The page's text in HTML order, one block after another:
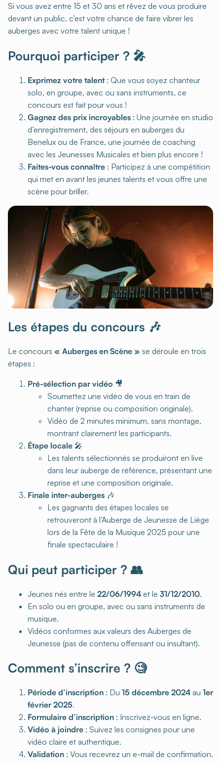
Si vous avez entre 15 et 30 ans et rêvez de vous produire
devant un public, c’est votre chance de faire vibrer les
auberges avec votre talent unique !
Pourquoi participer ? 🎤
Exprimez votre talent: Que vous soyez chanteur
solo, en groupe, avec ou sans instruments, ce
concours est fait pour vous !
Gagnez des prix incroyables : Une journée en studio
d’enregistrement, des séjours en auberges du
Benelux ou de France, une journée de coaching
avec les Jeunesses Musicales et bien plus encore !
Faites-vous connaître : Participez à une compétition
qui met en avant les jeunes talents et vous offre une
scène pour briller.
Les étapes du concours 🎶
Le concours « Auberges en Scène » se déroule en trois
étapes :
Pré-sélection par vidéo 🎥
Soumettez une vidéo de vous en train de
chanter (reprise ou composition originale).
Vidéo de 2 minutes minimum, sans montage,
montrant clairement les participants.
Étape locale 🎤
Les talents sélectionnés se produiront en live
dans leur auberge de référence, présentant une
reprise et une composition originale.
Finale inter-auberges 🎶
Les gagnants des étapes locales se
retrouveront à l’Auberge de Jeunesse de Liège
lors de la Fête de la Musique 2025 pour une
finale spectaculaire !
Qui peut participer ? 👥
Jeunes nés entre le 22/06/1994 et le 31/12/2010.
En solo ou en groupe, avec ou sans instruments de
musique.
Vidéos conformes aux valeurs des Auberges de
Jeunesse (pas de contenu offensant ou insultant).
Comment s’inscrire ? 🧐
Période d’inscription : Du 15 décembre 2024 au 1er
février 2025.
Formulaire d’inscription : Inscrivez-vous en ligne.
Vidéo à joindre : Suivez les consignes pour une
vidéo claire et authentique.
Validation : Vous recevrez un e-mail de confirmation.